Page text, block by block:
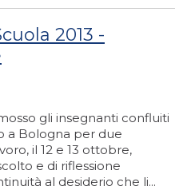
2013 -
gli insegnanti confluiti
a Bologna per due
il 12 e 13 ottobre,
e di riflessione
al desiderio che li...